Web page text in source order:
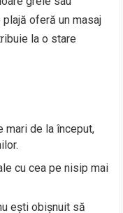
oferă un masaj
la o stare
mari de la început,
cu cea pe nisip mai
ești obișnuit să